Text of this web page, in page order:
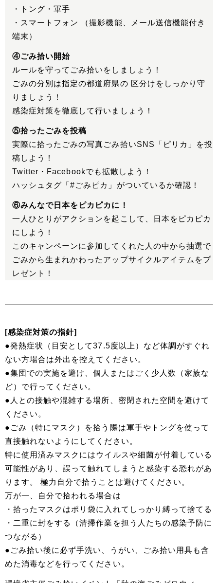
・トング・軍手
・スマートフォン （撮影機能、メール送信機能付き
端末）
④ごみ拾い開始
ルールを守ってごみ拾いをしましょう！
ごみの分別は指定の都道府県の 区分けをしっかり守
りましょう！
感染症対策を徹底して行いましょう！
⑤拾ったごみを投稿
実際に拾ったごみの写真ごみ拾いSNS「ピリカ」を投
稿しよう！
Twitter・Facebookでも拡散しよう！
ハッシュタグ「#ごみピカ」がついているか確認！
⑥みんなで日本をピカピカに！
一人ひとりがアクションを起こして、日本をピカピカ
にしよう！
このキャンペーンに参加してくれた人の中から抽選で
ごみから生まれかわったアップサイクルアイテムをプ
レゼント！
[感染症対策の指針]
●発熱症状（目安として37.5度以上）など体調がすぐれ
ない方場合は外出を控えてください。
●集団での実施を避け、個人またはごく少人数（家族な
ど）で行ってください。
●人との接触や混雑する場所、密閉された空間を避けて
ください。
●ごみ（特にマスク）を拾う際は軍手やトングを使って
直接触れないようにしてください。
特に使用済みマスクにはウイルスや細菌が付着している
可能性があり、誤って触れてしまうと感染する恐れがあ
ります。 極力自分で拾うことは避けてください。
万が一、自分で拾われる場合は
・拾ったマスクはポリ袋に入れてしっかり縛って捨てる
・二重に封をする（清掃作業を担う人たちの感染予防に
つながる）
●ごみ拾い後に必ず手洗い、うがい、ごみ拾い用具も含
めた消毒などを行ってください。